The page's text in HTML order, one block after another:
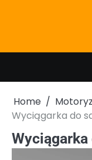
Home
Wyciągarka do